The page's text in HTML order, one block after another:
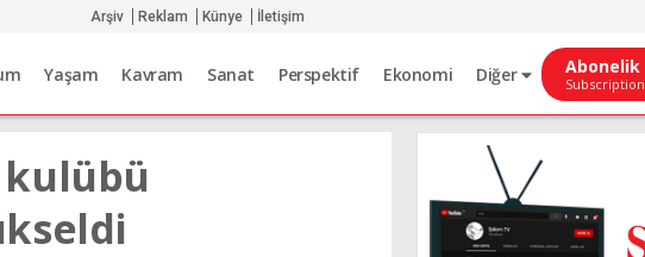
Arşiv Reklam Künye İletişim
Yaşam Kavram Sanat Perspektif Ekonomi Diğer Abonelik
Subscription